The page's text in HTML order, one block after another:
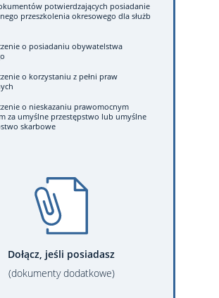
potwierdzających posiadanie
przeszkolenia okresowego dla służb
o posiadaniu obywatelstwa
o korzystaniu z pełni praw
o nieskazaniu prawomocnym
za umyślne przestępstwo lub umyślne
skarbowe
Dołącz, jeśli posiadasz
(dokumenty dodatkowe)